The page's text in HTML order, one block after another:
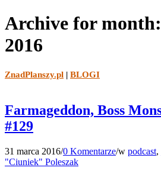
Archive for
2016
ZnadPlanszy.pl | BLOGI
Farmageddon, Boss
#129
31 marca 2016/0 Komentarze/w podcast,
"Ciuniek" Poleszak